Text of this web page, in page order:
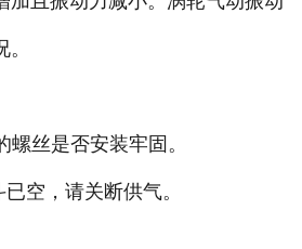
常见问题
丝是否安装牢固。
，请关断供气。